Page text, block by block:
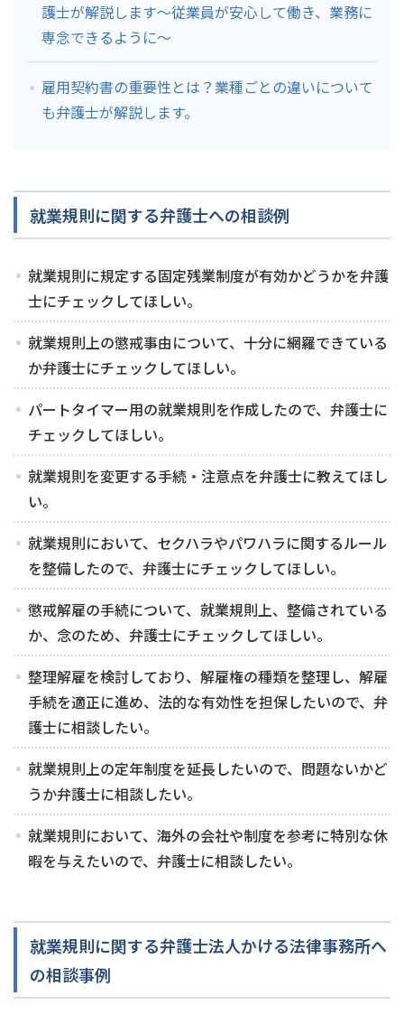
護士が解説します～従業員が安心して働き、業務に
専念できるように～
雇用契約書の重要性とは？業種ごとの違いについて
も弁護士が解説します。
就業規則に関する弁護士への相談例
就業規則に規定する固定残業制度が有効かどうかを弁護
士にチェックしてほしい。
就業規則上の懲戒事由について、十分に網羅できている
か弁護士にチェックしてほしい。
パートタイマー用の就業規則を作成したので、弁護士に
チェックしてほしい。
就業規則を変更する手続・注意点を弁護士に教えてほし
い。
就業規則において、セクハラやパワハラに関するルール
を整備したので、弁護士にチェックしてほしい。
懲戒解雇の手続について、就業規則上、整備されている
か、念のため、弁護士にチェックしてほしい。
整理解雇を検討しており、解雇権の種類を整理し、解雇
手続を適正に進め、法的な有効性を担保したいので、弁
護士に相談したい。
就業規則上の定年制度を延長したいので、問題ないかど
うか弁護士に相談したい。
就業規則において、海外の会社や制度を参考に特別な休
暇を与えたいので、弁護士に相談したい。
就業規則に関する弁護士法人かける法律事務所へ
の相談事例